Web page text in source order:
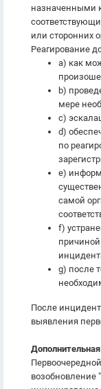
назначенными
или сторонних
Реагирование
a) как
b)
мере
c)
d)
по
e)
самой
f)
g) после
После
выявления
возобновление